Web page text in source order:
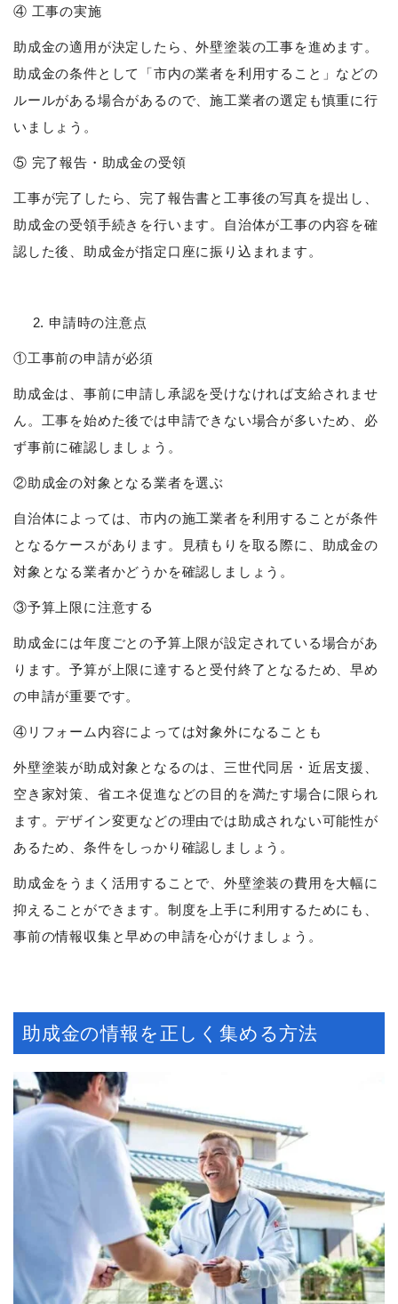
④ 工事の実施
助成金の適用が決定したら、外壁塗装の工事を進めます。
助成金の条件として「市内の業者を利用すること」などの
ルールがある場合があるので、施工業者の選定も慎重に行
いましょう。
⑤ 完了報告・助成金の受領
工事が完了したら、完了報告書と工事後の写真を提出し、
助成金の受領手続きを行います。自治体が工事の内容を確
認した後、助成金が指定口座に振り込まれます。
申請時の注意点
①工事前の申請が必須
助成金は、事前に申請し承認を受けなければ支給されませ
ん。工事を始めた後では申請できない場合が多いため、必
ず事前に確認しましょう。
②助成金の対象となる業者を選ぶ
自治体によっては、市内の施工業者を利用することが条件
となるケースがあります。見積もりを取る際に、助成金の
対象となる業者かどうかを確認しましょう。
③予算上限に注意する
助成金には年度ごとの予算上限が設定されている場合があ
ります。予算が上限に達すると受付終了となるため、早め
の申請が重要です。
④リフォーム内容によっては対象外になることも
外壁塗装が助成対象となるのは、三世代同居・近居支援、
空き家対策、省エネ促進などの目的を満たす場合に限られ
ます。デザイン変更などの理由では助成されない可能性が
あるため、条件をしっかり確認しましょう。
助成金をうまく活用することで、外壁塗装の費用を大幅に
抑えることができます。制度を上手に利用するためにも、
事前の情報収集と早めの申請を心がけましょう。
助成金の情報を正しく集める方法